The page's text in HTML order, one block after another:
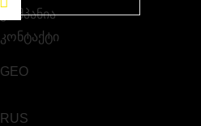
კომპანია
კონტაქტი
GEO
RUS